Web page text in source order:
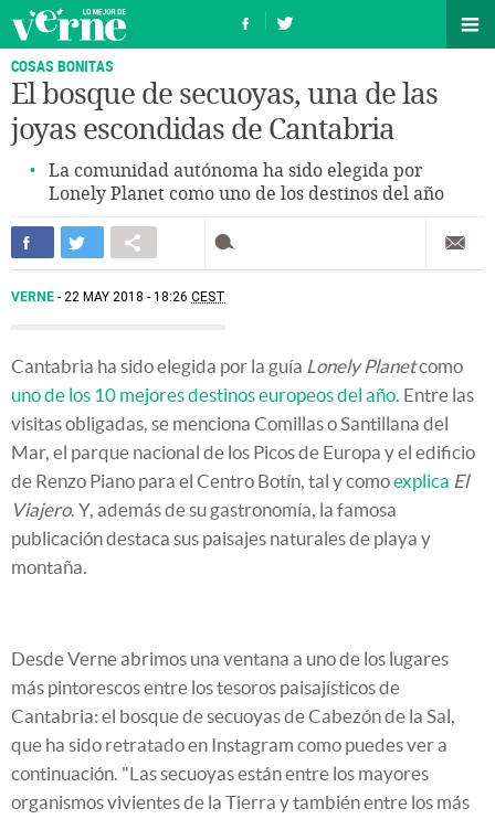
COSAS BONITAS
El bosque de secuoyas, una de las
joyas escondidas de Cantabria
La comunidad autónoma ha sido elegida por
Lonely Planet como uno de los destinos del año
VERNE 22 MAY 2018 - 18:26 CEST
Cantabria ha sido elegida por la guía Lonely Planetcomo
uno de los 10 mejores destinos europeos del año. Entre las
visitas obligadas, se menciona Comillas o Santillana del
Mar, el parque nacional de los Picos de Europa y el edificio
de Renzo Piano para el Centro Botín, tal y comoexplica El
Viajero. Y, además de su gastronomía, la famosa
publicación destaca sus paisajes naturales de playa y
montaña.
Desde Verne abrimos una ventana a uno de los lugares
más pintorescos entre los tesoros paisajísticos de
Cantabria: el bosque de secuoyas de Cabezón de la Sal,
que ha sido retratado en Instagram como puedes ver a
continuación. "Las secuoyas están entre los mayores
organismos vivientes de la Tierra y también entre los más